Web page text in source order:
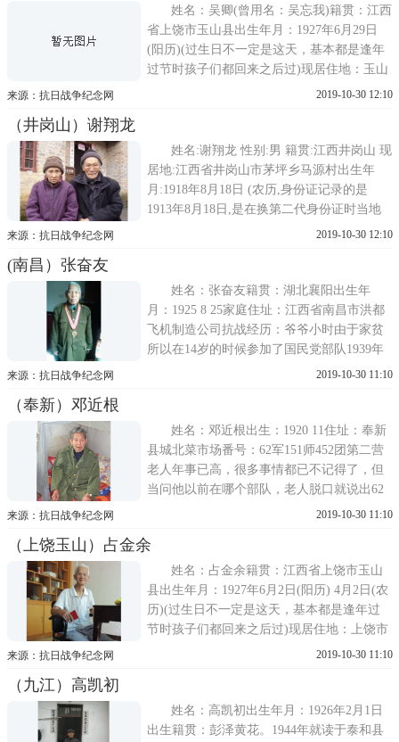
滩，在湘桂铁路(湖南衡阳—桂林)运输各种
军用物
姓名：吴卿(曾用名：吴忘我)籍贯：江西
省上饶市玉山县出生年月：1927年6月29日
(阳历)(过生日不一定是这天，基本都是逢年
过节时孩子们都回来之后过)现居住地：玉山
县六都乡所属部队：208师622团机枪三连(师
经历：1945年4月在黎川入伍，第
来源：抗日战争纪念网 2019-10-30 12:10
（井岗山）谢翔龙
姓名:谢翔龙 性别:男 籍贯:江西井岗山 现
居地:江西省井岗山市茅坪乡马源村出生年
月:1918年8月18日 (农历,身份证记录的是
1913年8月18日,是在换第二代身份证时当地
派出所改的)所属部队番号和军衔:国民革命军
从戎自愿参军,在广东训练一年后,
来源：抗日战争纪念网 2019-10-30 12:10
(南昌）张奋友
姓名：张奋友籍贯：湖北襄阳出生年
月：1925 8 25家庭住址：江西省南昌市洪都
飞机制造公司抗战经历：爷爷小时由于家贫
所以在14岁的时候参加了国民党部队1939年
跟随33集团军第59军在湖北抗击日寇，参加
第11军向襄河以东的随县与枣阳进攻，当时
鬼子的
来源：抗日战争纪念网 2019-10-30 11:10
（奉新）邓近根
姓名：邓近根出生：1920 11住址：奉新
县城北菜市场番号：62军151师452团第二营
老人年事已高，很多事情都已不记得了，但
当问他以前在哪个部队，老人脱口就说出62
军151师452团第二营，当营长的勤务兵，简
月在南昌被抓壮丁入伍，加入62军151师452
团第二营，1938年首次参加抗争，共参加三
次长
来源：抗日战争纪念网 2019-10-30 11:10
（上饶玉山）占金余
姓名：占金余籍贯：江西省上饶市玉山
县出生年月：1927年6月2日(阳历) 4月2日(农
历)(过生日不一定是这天，基本都是逢年过
节时孩子们都回来之后过)现居住地：上饶市
玉山县县城所属部队：208师622团三营八连
月入伍在上饶并训练了一个月，一个
来源：抗日战争纪念网 2019-10-30 11:10
（九江）高凯初
姓名：高凯初出生年月：1926年2月1日
出生籍贯：彭泽黄花。1944年就读于泰和县